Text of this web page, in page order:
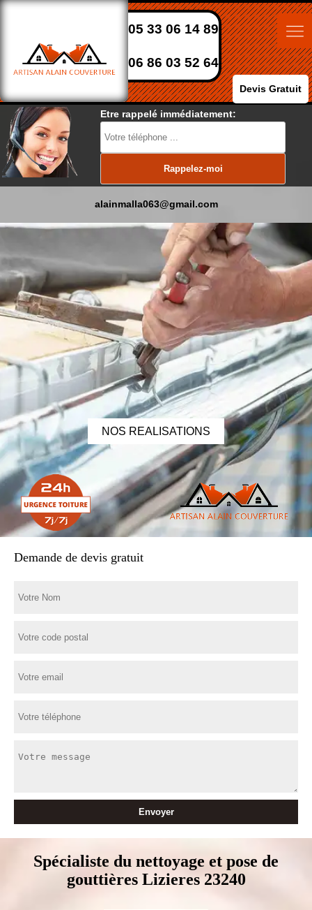
05 33 06 14 89
06 86 03 52 64
Devis Gratuit
Etre rappelé immédiatement:
alainmalla063@gmail.com
NOS REALISATIONS
Demande de devis gratuit
Spécialiste du nettoyage et pose de
gouttières Lizieres 23240